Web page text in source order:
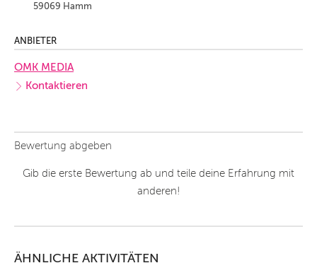
59069 Hamm
ANBIETER
OMK MEDIA
Kontaktieren
Bewertung abgeben
Gib die erste Bewertung ab und teile deine Erfahrung mit
anderen!
ÄHNLICHE AKTIVITÄTEN